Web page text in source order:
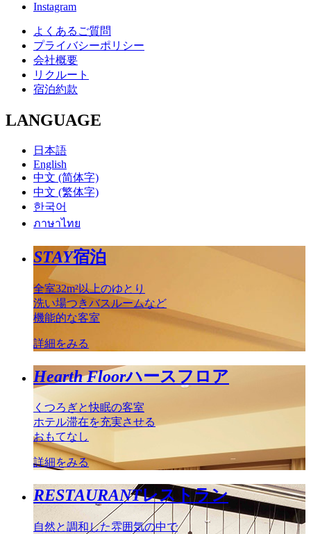
Instagram
よくあるご質問
プライバシーポリシー
会社概要
リクルート
宿泊約款
LANGUAGE
日本語
English
中文 (简体字)
中文 (繁体字)
한국어
ภาษาไทย
STAY宿泊
全室32m²以上のゆとり
洗い場つきバスルームなど
機能的な客室
詳細をみる
Hearth Floorハースフロア
くつろぎと快眠の客室
ホテル滞在を充実させる
おもてなし
詳細をみる
RESTAURANTレストラン
自然と調和した雰囲気の中で